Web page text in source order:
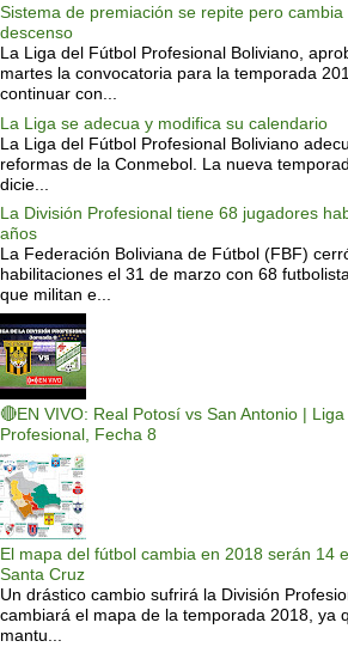
Sistema de premiación se repite pero
descenso
La Liga del Fútbol Profesional Boliviano,
martes la convocatoria para la temporada
continuar con...
La Liga se adecua y modifica su calendario
La Liga del Fútbol Profesional Boliviano
reformas de la Conmebol. La nueva
dicie...
La División Profesional tiene 68 jugadores
años
La Federación Boliviana de Fútbol (FBF)
habilitaciones el 31 de marzo con 68
que militan e...
🔴EN VIVO: Real Potosí vs San Antonio |
Profesional, Fecha 8
El mapa del fútbol cambia en 2018 serán 14
Santa Cruz
Un drástico cambio sufrirá la División
cambiará el mapa de la temporada 2018, ya
mantu...